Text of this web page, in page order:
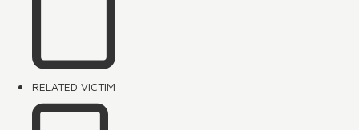
RELATED VICTIM